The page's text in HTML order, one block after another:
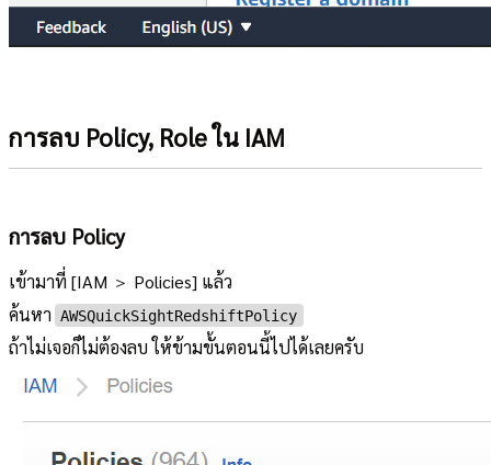
การลบ Policy, Role ใน IAM
การลบ Policy
เข้ามาที่ [IAM ＞ Policies] แล้ว
ค้นหา AWSQuickSightRedshiftPolicy
ถ้าไม่เจอก็ไม่ต้องลบ ให้ข้ามขั้นตอนนี้ไปได้เลยครับ